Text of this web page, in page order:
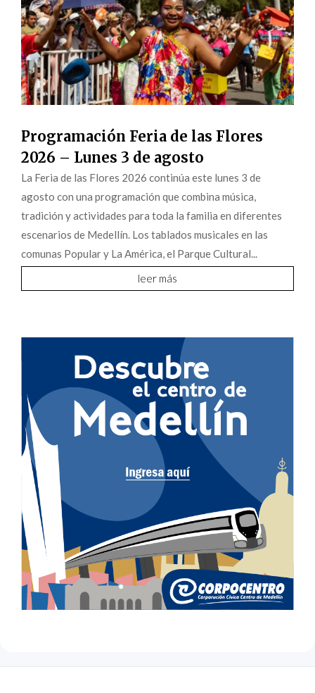
Programación Feria de las Flores
2026 – Lunes 3 de agosto
La Feria de las Flores 2026 continúa este lunes 3 de
agosto con una programación que combina música,
tradición y actividades para toda la familia en diferentes
escenarios de Medellín. Los tablados musicales en las
comunas Popular y La América, el Parque Cultural...
leer más